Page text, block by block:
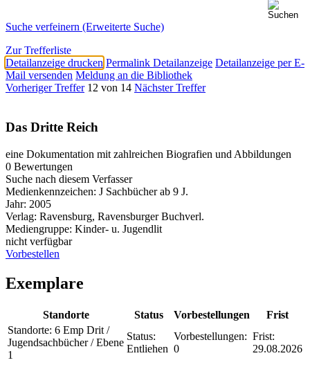
Suche verfeinern (Erweiterte Suche)
Zur Trefferliste
Detailanzeige drucken Permalink Detailanzeige Detailanzeige per E-
Mail versenden Meldung an die Bibliothek
Vorheriger Treffer 12 von 14 Nächster Treffer
Das Dritte Reich
eine Dokumentation mit zahlreichen Biografien und Abbildungen
0 Bewertungen
Suche nach diesem Verfasser
Medienkennzeichen: J Sachbücher ab 9 J.
Jahr: 2005
Verlag: Ravensburg, Ravensburger Buchverl.
Mediengruppe: Kinder- u. Jugendlit
nicht verfügbar
Vorbestellen
Exemplare
Standorte Status Vorbestellungen
Frist
Standorte: 6 Emp Drit /
Jugendsachbücher / Ebene
1
Status:
Entliehen
Vorbestellungen:
0
Frist:
29.08.2026